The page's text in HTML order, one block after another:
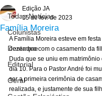
Todas Notícias
Colunistas
Destaque
Editorial
Geral
Família Moreira
Edição JA
15 de fev. de 2023
A Família Moreira esteve em
dezembro com o casamento da
Duda que se uniu em
dia 10. Para o Pastor André foi
ser a primeira cerimônia de
realizada, e justamente de sua